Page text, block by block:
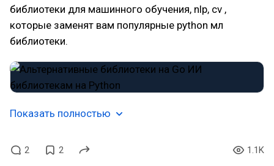
библиотеки для машинного обучения, nlp, cv ,
которые заменят вам популярные python мл
библиотеки.
Показать полностью
2 2 1.1K